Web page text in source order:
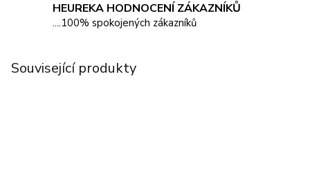
HEUREKA HODNOCENÍ ZÁKAZNÍKŮ
....100% spokojených zákazníků
Související produkty